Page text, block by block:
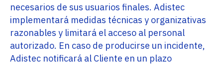
necesarios de sus usuarios finales. Adistec
implementará medidas técnicas y organizativas
razonables y limitará el acceso al personal
autorizado. En caso de producirse un incidente,
Adistec notificará al Cliente en un plazo